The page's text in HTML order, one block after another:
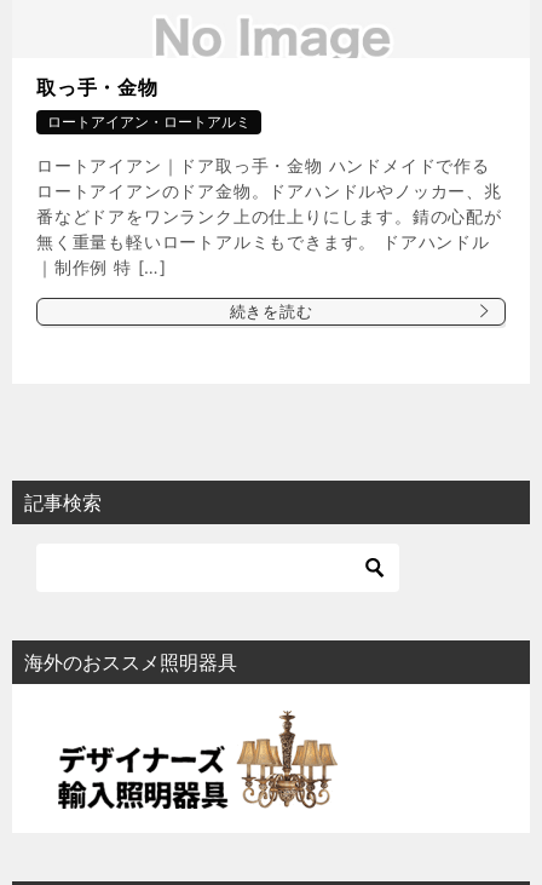
取っ手・金物
ロートアイアン・ロートアルミ
ロートアイアン｜ドア取っ手・金物 ハンドメイドで作る
ロートアイアンのドア金物。ドアハンドルやノッカー、兆
番などドアをワンランク上の仕上りにします。錆の心配が
無く重量も軽いロートアルミもできます。 ドアハンドル
｜制作例 特 […]
続きを読む
記事検索
海外のおススメ照明器具